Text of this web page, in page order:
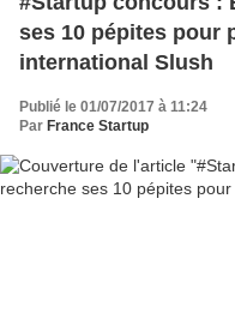
ses 10 pépites pour
international Slush
Publié le 01/07/2017 à 11:24
Par France Startup